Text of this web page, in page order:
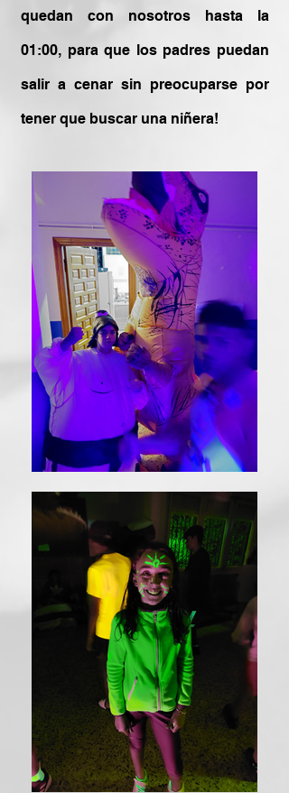
quedan con nosotros hasta la
01:00, para que los padres puedan
salir a cenar sin preocuparse por
tener que buscar una niñera!